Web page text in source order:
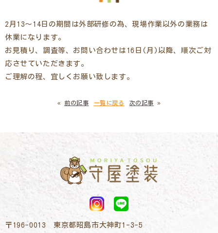
2月13～14日の期間は外部研修の為、現場作業以外の業務は
休業になります。
お見積り、調査等、お問い合わせは16日(月)以降、順次ご対
応させていただきます。
ご理解の程、宜しくお願い致します。
« 前の記事 一覧に戻る 次の記事 »
〒196-0013 東京都昭島市大神町1-3-5